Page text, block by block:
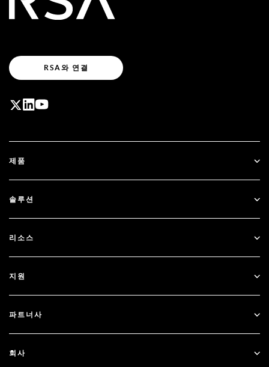
RSA와 연결
제품
SecurID
솔루션
다단계 인증
금융 서비스
리소스
블로그
문서
지원
고객 지원
파트너사
회사